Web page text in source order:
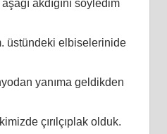
akdığını söyledim
üstündeki elbiselerinide
yanıma geldikden
çırılçıplak olduk.